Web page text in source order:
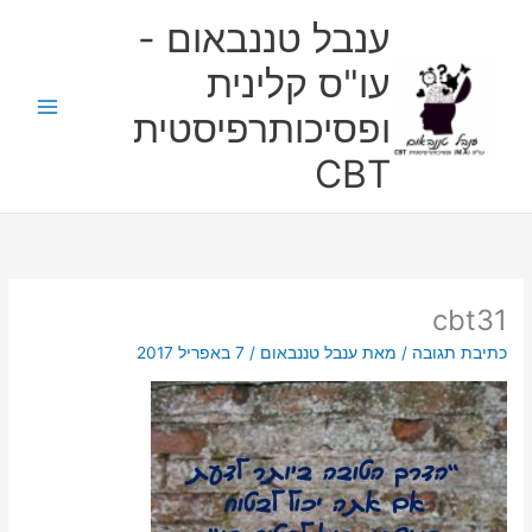
ענבל טננבאום -
עו"ס קלינית
ופסיכותרפיסטית
CBT
cbt31
כתיבת תגובה / מאתענבל טננבאום/ 7 באפריל 2017